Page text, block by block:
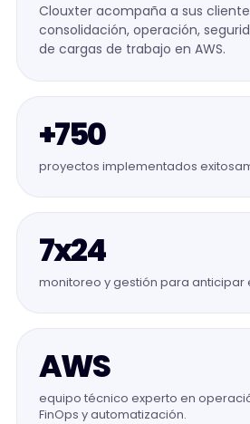
Clouxter acompaña a sus
consolidación, operación,
de cargas de trabajo en AWS.
+750
proyectos implementados
7x24
monitoreo y gestión para anticipar
AWS
equipo técnico experto en
FinOps y automatización.